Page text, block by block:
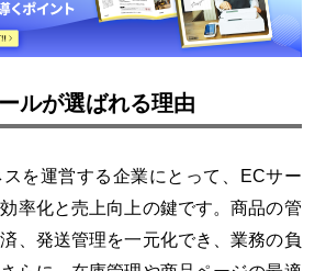
ルが選ばれる理由
を運営する企業にとって、ECサー
率化と売上向上の鍵です。商品の管
、発送管理を一元化でき、業務の負